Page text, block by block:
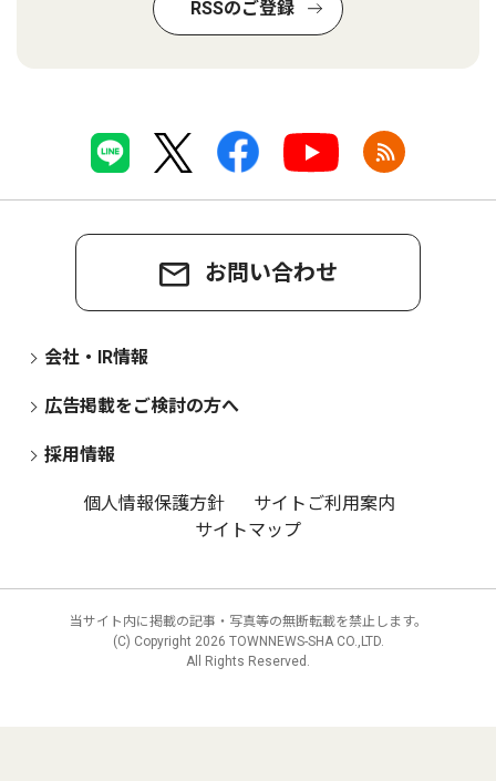
RSSのご登録
お問い合わせ
会社・IR情報
広告掲載をご検討の方へ
採用情報
個人情報保護方針
サイトご利用案内
サイトマップ
当サイト内に掲載の記事・写真等の無断転載を禁止します。
(C) Copyright 2026 TOWNNEWS-SHA CO.,LTD.
All Rights Reserved.